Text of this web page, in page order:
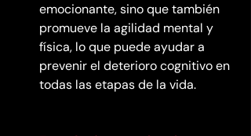
emocionante, sino que también
promueve la agilidad mental y
física, lo que puede ayudar a
prevenir el deterioro cognitivo en
todas las etapas de la vida.